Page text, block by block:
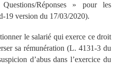
Réponses » pour les
19 version du 17/03/2020).
le salarié qui exerce ce droit
sa rémunération (L. 4131-3 du
d’abus dans l’exercice du